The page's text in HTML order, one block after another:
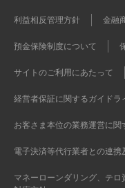
利益相反管理方針 金融
預金保険制度について
サイトのご利用にあたって
経営者保証に関するガイドラ
お客さま本位の業務運営に関
電子決済等代行業者との連
マネーローンダリング、テ